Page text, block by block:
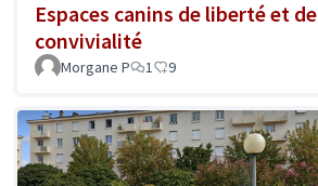
Espaces canins de liberté et de
convivialité
Morgane P 1 9